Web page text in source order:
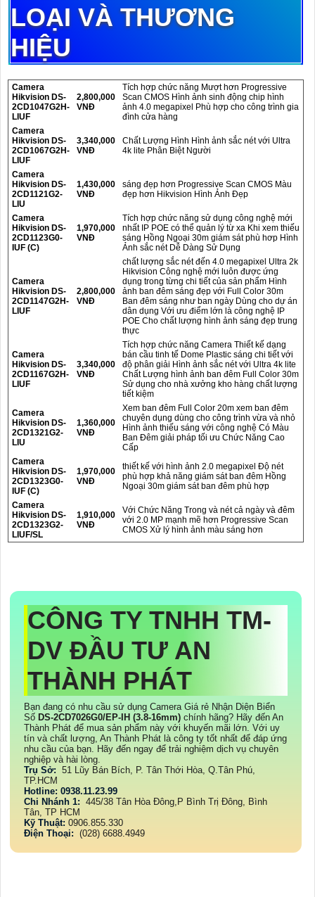
LOẠI VÀ THƯƠNG
HIỆU
Camera
Hikvision DS-
2CD1047G2H-
LIUF
2,800,000
VNĐ
Tích hợp chức năng Mượt hơn Progressive
Scan CMOS Hình ảnh sinh động chip hình
ảnh 4.0 megapixel Phù hợp cho công trình gia
đình cửa hàng
Camera
Hikvision DS-
2CD1067G2H-
LIUF
3,340,000
VNĐ
Chất Lượng Hình Hình ảnh sắc nét với Ultra
4k lite Phân Biệt Người
Camera
Hikvision DS-
2CD1121G2-
LIU
1,430,000
VNĐ
sáng đẹp hơn Progressive Scan CMOS Màu
đẹp hơn Hikvision Hình Ảnh Đẹp
Camera
Hikvision DS-
2CD1123G0-
IUF (C)
1,970,000
VNĐ
Tích hợp chức năng sử dụng công nghệ mới
nhất IP POE có thể quản lý từ xa Khi xem thiếu
sáng Hồng Ngoại 30m giám sát phù hơp Hình
Ảnh sắc nét Dễ Dàng Sử Dụng
Camera
Hikvision DS-
2CD1147G2H-
LIUF
2,800,000
VNĐ
chất lượng sắc nét đến 4.0 megapixel Ultra 2k
Hikvision Công nghệ mới luôn được ứng
dụng trong từng chi tiết của sản phẩm Hình
ảnh ban đêm sáng đẹp với Full Color 30m
Ban đêm sáng như ban ngày Dùng cho dự án
dân dụng Với ưu điểm lớn là công nghệ IP
POE Cho chất lượng hình ảnh sáng đẹp trung
thực
Camera
Hikvision DS-
2CD1167G2H-
LIUF
3,340,000
VNĐ
Tích hợp chức năng Camera Thiết kế dạng
bán cầu tinh tế Dome Plastic sáng chi tiết với
độ phân giải Hình ảnh sắc nét với Ultra 4k lite
Chất Lượng hình ảnh ban đêm Full Color 30m
Sử dụng cho nhà xưởng kho hàng chất lượng
tiết kiệm
Camera
Hikvision DS-
2CD1321G2-
LIU
1,360,000
VNĐ
Xem ban đêm Full Color 20m xem ban đêm
chuyên dụng dùng cho công trình vừa và nhỏ
Hình ảnh thiếu sáng với công nghệ Có Màu
Ban Ðêm giải pháp tối ưu Chức Năng Cao
Cấp
Camera
Hikvision DS-
2CD1323G0-
IUF (C)
1,970,000
VNĐ
thiết kế với hình ảnh 2.0 megapixel Độ nét
phù hợp khả năng giám sát ban đêm Hồng
Ngoại 30m giám sát ban đêm phù hợp
Camera
Hikvision DS-
2CD1323G2-
LIUF/SL
1,910,000
VNĐ
Với Chức Năng Trong và nét cả ngày và đêm
với 2.0 MP mạnh mẽ hơn Progressive Scan
CMOS Xử lý hình ảnh màu sáng hơn
CÔNG TY TNHH TM-
DV ĐẦU TƯ AN
THÀNH PHÁT
Bạn đang có nhu cầu sử dụng Camera Giá rẻ Nhận Diện Biển
Số DS-2CD7026G0/EP-IH (3.8-16mm) chính hãng? Hãy đến An
Thành Phát để mua sản phẩm này với khuyến mãi lớn. Với uy
tín và chất lượng, An Thành Phát là công ty tốt nhất để đáp ứng
nhu cầu của bạn. Hãy đến ngay để trải nghiệm dịch vụ chuyên
nghiệp và hài lòng.
Trụ Sở: 51 Lũy Bán Bích, P. Tân Thới Hòa, Q.Tân Phú,
TP.HCM
Hotline: 0938.11.23.99
Chi Nhánh 1: 445/38 Tân Hòa Đông,P Bình Trị Đông, Bình
Tân, TP HCM
Kỹ Thuật: 0906.855.330
Điện Thoại: (028) 6688.4949